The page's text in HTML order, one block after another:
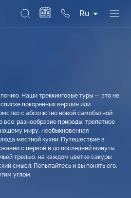
Ru
Наши треккинговые туры — это не
покоренных вершин или
с абсолютно новой самобытной
все: разнообразие природы, трепетное
миру, необыкновенная
местной кухни. Путешествие в
с первой и до последней минуты.
трелью, на каждом цветке сакуры
смысл. Попытайтесь и вы понять его,
углом.